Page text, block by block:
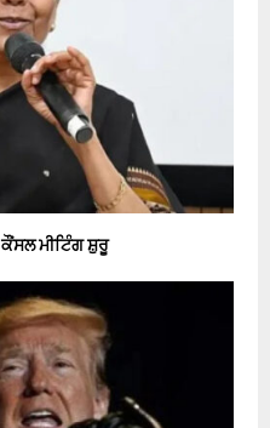
ਕੌਂਸਲ ਮੀਟਿੰਗ ਸ਼ੁਰੂ